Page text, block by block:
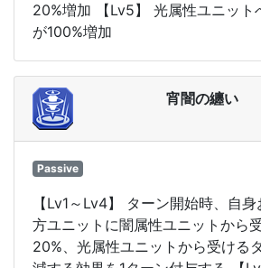
20%増加 【Lv5】 光属性ユニット
が100%増加
宵闇の纏い
Passive
【Lv1～Lv4】 ターン開始時、自
方ユニットに闇属性ユニットから
20%、光属性ユニットから受ける